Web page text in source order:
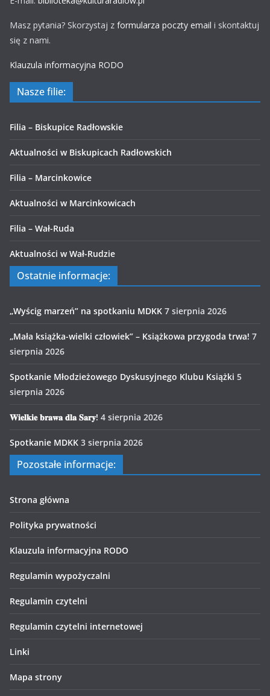
Masz pytania? Skorzystaj z formularza poczty email i skontaktuj
się z nami.
Klauzula informacyjna RODO
Nasze filie:
Filia – Biskupice Radłowskie
Aktualności w Biskupicach Radłowskich
Filia – Marcinkowice
Aktualności w Marcinkowicach
Filia – Wał-Ruda
Aktualności w Wał-Rudzie
Ostatnie informacje:
„Wyścig marzeń” na spotkaniu MDKK 7 sierpnia 2026
„Mała książka-wielki człowiek” – Książkowa przygoda trwa! 7
sierpnia 2026
Spotkanie Młodzieżowego Dyskusyjnego Klubu Książki 5
sierpnia 2026
𝐖𝐢𝐞𝐥𝐤𝐢𝐞 𝐛𝐫𝐚𝐰𝐚 𝐝𝐥𝐚 𝐒𝐚𝐫𝐲! 4 sierpnia 2026
Spotkanie MDKK 3 sierpnia 2026
Pozostałe informacje:
Strona główna
Polityka prywatności
Klauzula informacyjna RODO
Regulamin wypożyczalni
Regulamin czytelni
Regulamin czytelni internetowej
Linki
Mapa strony